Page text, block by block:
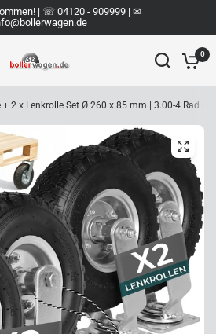
| ☏ 04120 - 909999 | ✉︎
0
2 x Lenkrolle Set Ø 260 x 85 mm | 3.00-4 Rad